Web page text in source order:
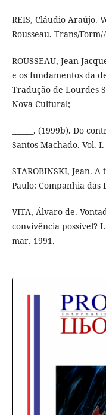
REIS, Cláudio Araújo.
Rousseau. Trans/
ROUSSEAU, Jean-
e os fundamentos da
Tradução de Lourdes
Nova Cultural;
______. (1999b). Do
Santos Machado. Vol.
STAROBINSKI, Jean.
Paulo: Companhia das
VITA, Álvaro de.
convivência possível?
mar. 1991.